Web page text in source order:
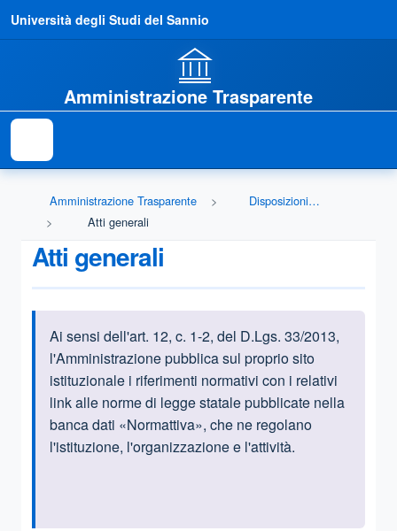
Università degli Studi del Sannio
Amministrazione Trasparente
Amministrazione Trasparente
Disposizioni generali
Atti generali
Atti generali
Informazioni introduttive
Ai sensi dell'art. 12, c. 1-2, del D.Lgs. 33/2013,
l'Amministrazione pubblica sul proprio sito
istituzionale i riferimenti normativi con i relativi
link alle norme di legge statale pubblicate nella
banca dati «Normattiva», che ne regolano
l'istituzione, l'organizzazione e l'attività.